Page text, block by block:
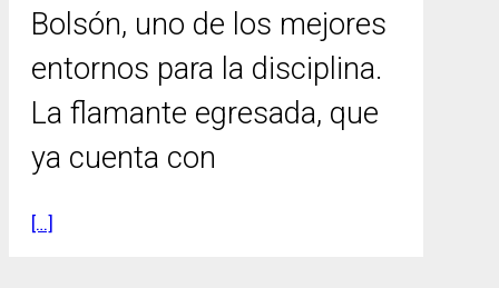
Bolsón, uno de los mejores
entornos para la disciplina.
La flamante egresada, que
ya cuenta con
[…]